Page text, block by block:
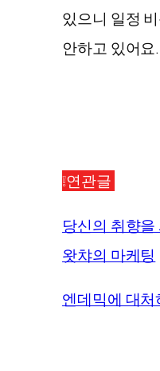
있으니 일정
안하고 있어요.
❕연관글
당신의 취향
왓챠의 마케팅
엔데믹에 대